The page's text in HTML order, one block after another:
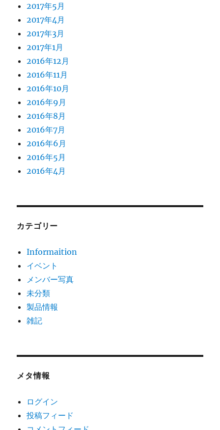
2017年5月
2017年4月
2017年3月
2017年1月
2016年12月
2016年11月
2016年10月
2016年9月
2016年8月
2016年7月
2016年6月
2016年5月
2016年4月
カテゴリー
Informaition
イベント
メンバー写真
未分類
製品情報
雑記
メタ情報
ログイン
投稿フィード